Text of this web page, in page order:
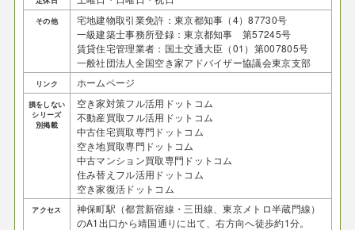
その他
宅地建物取引業免許：東京都知事（4）87730号
一級建築士事務所登録：東京都知事 第57245号
​賃貸住宅管理業者：国土交通大臣（01）第007805号
一般社団法人全国空き家アドバイザー協議会東京支部
リンク ホームページ
損をしない
シリーズ
別掲載
空き家対策フル活用ドットコム
不動産買取フル活用ドットコム
中古住宅買取専門ドットコム
空き地買取専門ドットコム
中古マンション買取専門ドットコム
住み替えフル活用ドットコム
空き家復活ドットコム
アクセス
神保町駅（都営新宿線・三田線、東京メトロ半蔵門線）
のA1出口から靖国通りに出て、右方向へ徒歩約1分。